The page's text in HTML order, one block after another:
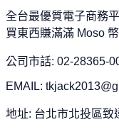
全台最優質電子商務
買東西賺滿滿 Moso
公司市話: 02-28365-
EMAIL:
地址: 台北市北投區致